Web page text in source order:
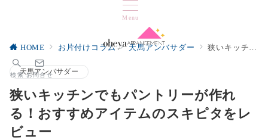
Menu
検索 お問合せ
HOME お片付けコラム 天馬アンバサダー 狭いキッチンでもパントリーが作れる！おすすめアイテムのスキピタをレビュー
天馬アンバサダー
狭いキッチンでもパントリーが作れ
る！おすすめアイテムのスキピタをレ
ビュー